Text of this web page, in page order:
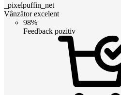
_pixelpuffin_net
Vânzător excelent
98%
Feedback pozitiv